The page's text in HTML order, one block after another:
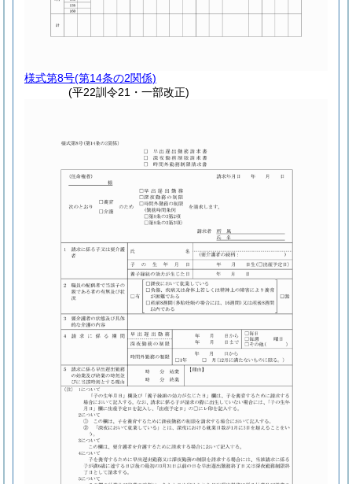
様式第8号(第14条の2関係)
(平22訓令21・一部改正)